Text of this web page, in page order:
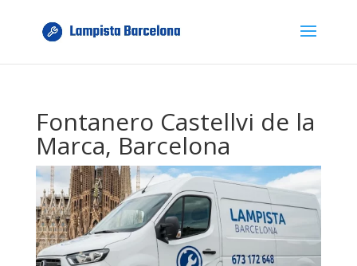
Fontanero Castellvi de la
Marca, Barcelona